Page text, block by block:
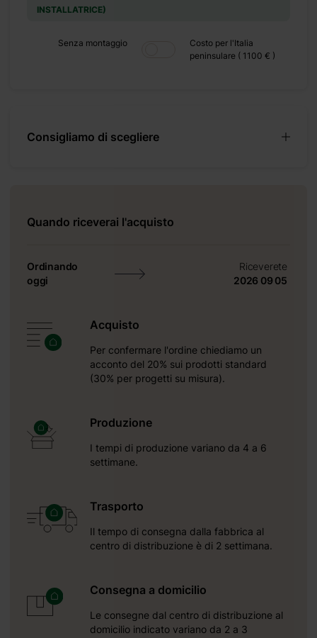
INSTALLATRICE)
Senza montaggio
Costo per l'Italia
peninsulare ( 1100 € )
Consigliamo di scegliere
Quando riceverai l'acquisto
Ordinando
oggi
Riceverete
2026 09 05
Acquisto
Per confermare l'ordine chiediamo un
acconto del 20% sui prodotti standard
(30% per progetti su misura).
Produzione
I tempi di produzione variano da 4 a 6
settimane.
Trasporto
Il tempo di consegna dalla fabbrica al
centro di distribuzione è di 2 settimana.
Consegna a domicilio
Le consegne dal centro di distribuzione al
domicilio indicato variano da 2 a 3
in